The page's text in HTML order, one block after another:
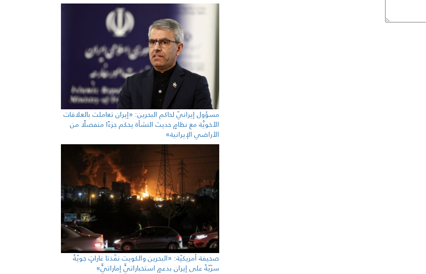
مسؤول إيرانيّ لحاكم البحرين: «إيران تعاملت بالعلاقات
الأخويَّة مع نظامٍ حديث النشأة يحكم جزءًا منفصلًا من
الأراضي الإيرانية»
صحيفة أمريكيّة: «البحرين والكويت نفّذتا غاراتٍ جويّةً
سرّيّةً على إيران بدعمٍ استخباراتيٍّ إماراتيٍّ»